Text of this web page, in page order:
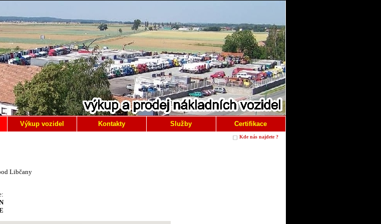
Výkup vozidel Kontakty Služby Certifikace
Kde nás najdete ?
Libčany